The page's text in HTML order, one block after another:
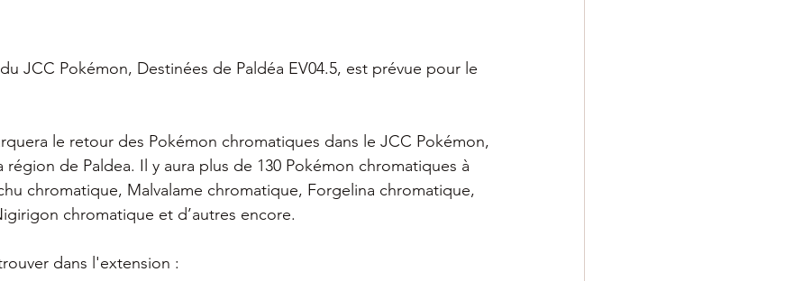
JCC Pokémon, Destinées de Paldéa EV04.5, est prévue pour le
le retour des Pokémon chromatiques dans le JCC Pokémon,
de Paldea. Il y aura plus de 130 Pokémon chromatiques à
chromatique, Malvalame chromatique, Forgelina chromatique,
chromatique et d’autres encore.
dans l'extension :